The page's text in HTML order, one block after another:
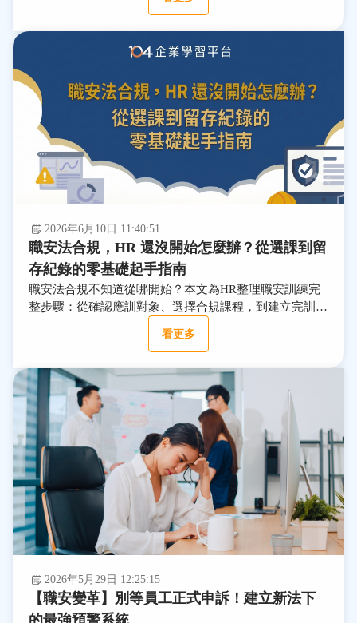
2026年6月10日 11:40:51
職安法合規，HR 還沒開始怎麼辦？從選課到留
存紀錄的零基礎起手指南
職安法合規不知道從哪開始？本文為HR整理職安訓練完
整步驟：從確認應訓對象、選擇合規課程，到建立完訓紀
看更多
2026年5月29日 12:25:15
【職安變革】別等員工正式申訴！建立新法下